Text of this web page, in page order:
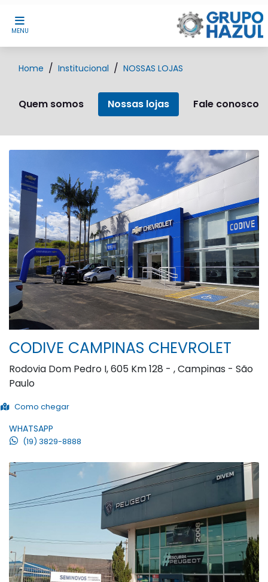
MENU
Home Institucional NOSSAS LOJAS
Quem somos Nossas lojas Fale conosco
CODIVE CAMPINAS CHEVROLET
Rodovia Dom Pedro I, 605 Km 128 - , Campinas - São
Paulo
Como chegar
WHATSAPP
(19) 3829-8888